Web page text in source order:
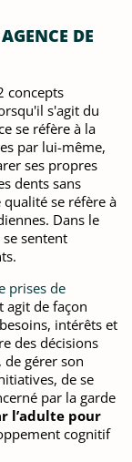
DE
concepts
s'agit du
se réfère à la
par lui-même,
ses propres
dents sans
se réfère à
Dans le
sentent
prises de
agit de façon
intérêts et
des décisions
gérer son
de se
par la garde
l’adulte pour
cognitif